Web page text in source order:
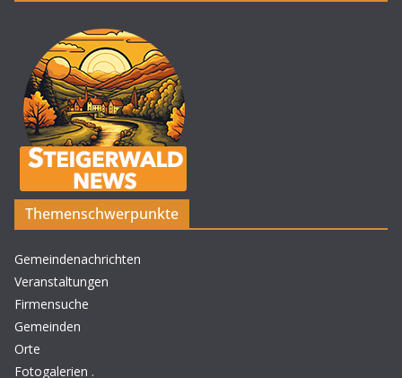
Themenschwerpunkte
Gemeindenachrichten
Veranstaltungen
Firmensuche
Gemeinden
Orte
Fotogalerien .